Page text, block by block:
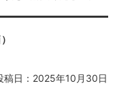
稿日： 2025年10月30日